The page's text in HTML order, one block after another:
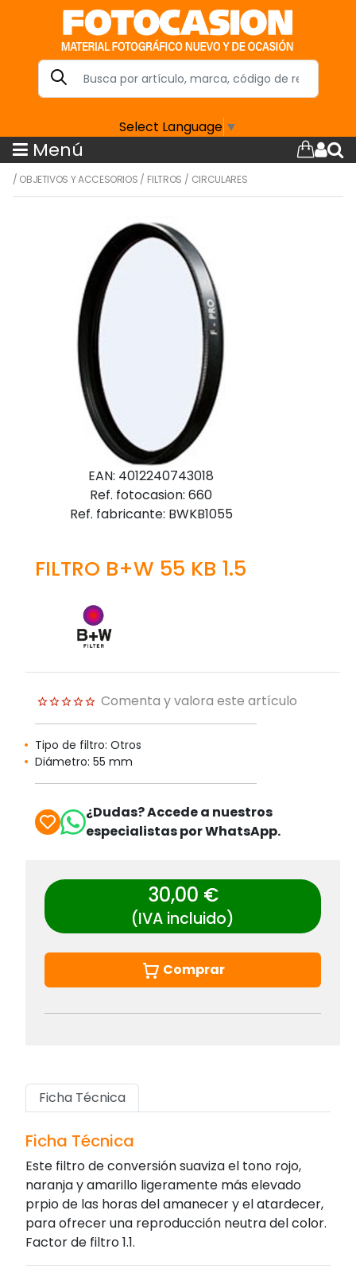
Select Language ▼
Menú
/ OBJETIVOS Y ACCESORIOS / FILTROS / CIRCULARES
EAN: 4012240743018
Ref. fotocasion: 660
Ref. fabricante: BWKB1055
FILTRO B+W 55 KB 1.5
Comenta y valora este artículo
Tipo de filtro: Otros
Diámetro: 55 mm
¿Dudas? Accede a nuestros
especialistas por WhatsApp.
30,00 €
(IVA incluido)
Comprar
Ficha Técnica
Ficha Técnica
Este filtro de conversión suaviza el tono rojo,
naranja y amarillo ligeramente más elevado
prpio de las horas del amanecer y el atardecer,
para ofrecer una reproducción neutra del color.
Factor de filtro 1.1.